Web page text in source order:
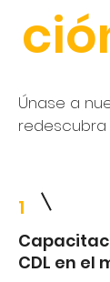
Únase a
1
CDL en el